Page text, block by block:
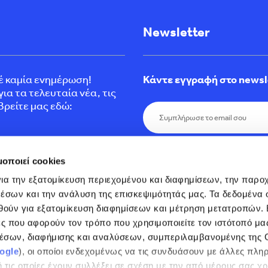
cookies
την εξατομίκευση περιεχομένου και διαφημίσεων, την
και την ανάλυση της επισκεψιμότητάς μας. Τα δεδομένα
για εξατομίκευση διαφημίσεων και μέτρηση μετατροπών.
που αφορούν τον τρόπο που χρησιμοποιείτε τον ιστότοπό
διαφήμισης και αναλύσεων, συμπεριλαμβανομένης της
), οι οποίοι ενδεχομένως να τις συνδυάσουν με άλλες
οποίες έχουν συλλέξει σε σχέση με την από μέρους σας
καμία ενημέρωση!
τα τελευταία νέα, τις
μας εδώ:
Newsletter
Κάντε εγγραφή στο
Εγγραφείτε σήμερα στο
προσφορές, τελευταία
και μείνετε ενήμεροι.